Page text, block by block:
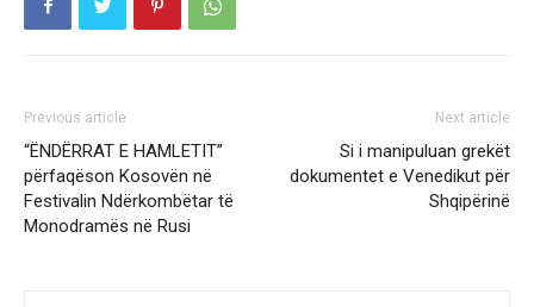
Previous article
“ËNDËRRAT E HAMLETIT”
përfaqëson Kosovën në
Festivalin Ndërkombëtar të
Monodramës në Rusi
Next article
Si i manipuluan grekët
dokumentet e Venedikut për
Shqipërinë